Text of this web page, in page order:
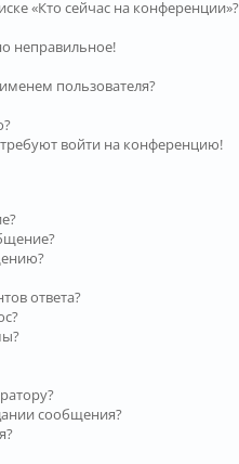
«Кто сейчас на конференции»?
неправильное!
пользователя?
войти на конференцию!
ответа?
сообщения?